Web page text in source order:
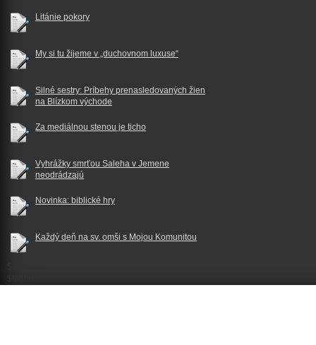
Litánie pokory
My si tu žijeme v „duchovnom luxuse“
Silné sestry: Príbehy prenasledovaných žien
na Blízkom východe
Za mediálnou stenou je ticho
Vyhrážky smrťou Saleha v Jemene
neodrádzajú
Novinka: biblické hry
Každý deň na sv. omši s Mojou Komunitou